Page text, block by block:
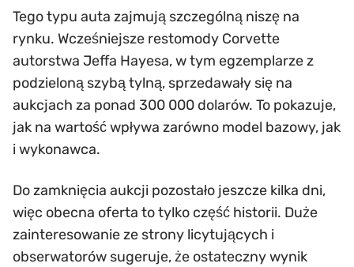
Tego typu auta zajmują szczególną niszę na
rynku. Wcześniejsze restomody Corvette
autorstwa Jeffa Hayesa, w tym egzemplarze z
podzieloną szybą tylną, sprzedawały się na
aukcjach za ponad 300 000 dolarów. To pokazuje,
jak na wartość wpływa zarówno model bazowy, jak
i wykonawca.
Do zamknięcia aukcji pozostało jeszcze kilka dni,
więc obecna oferta to tylko część historii. Duże
zainteresowanie ze strony licytujących i
obserwatorów sugeruje, że ostateczny wynik